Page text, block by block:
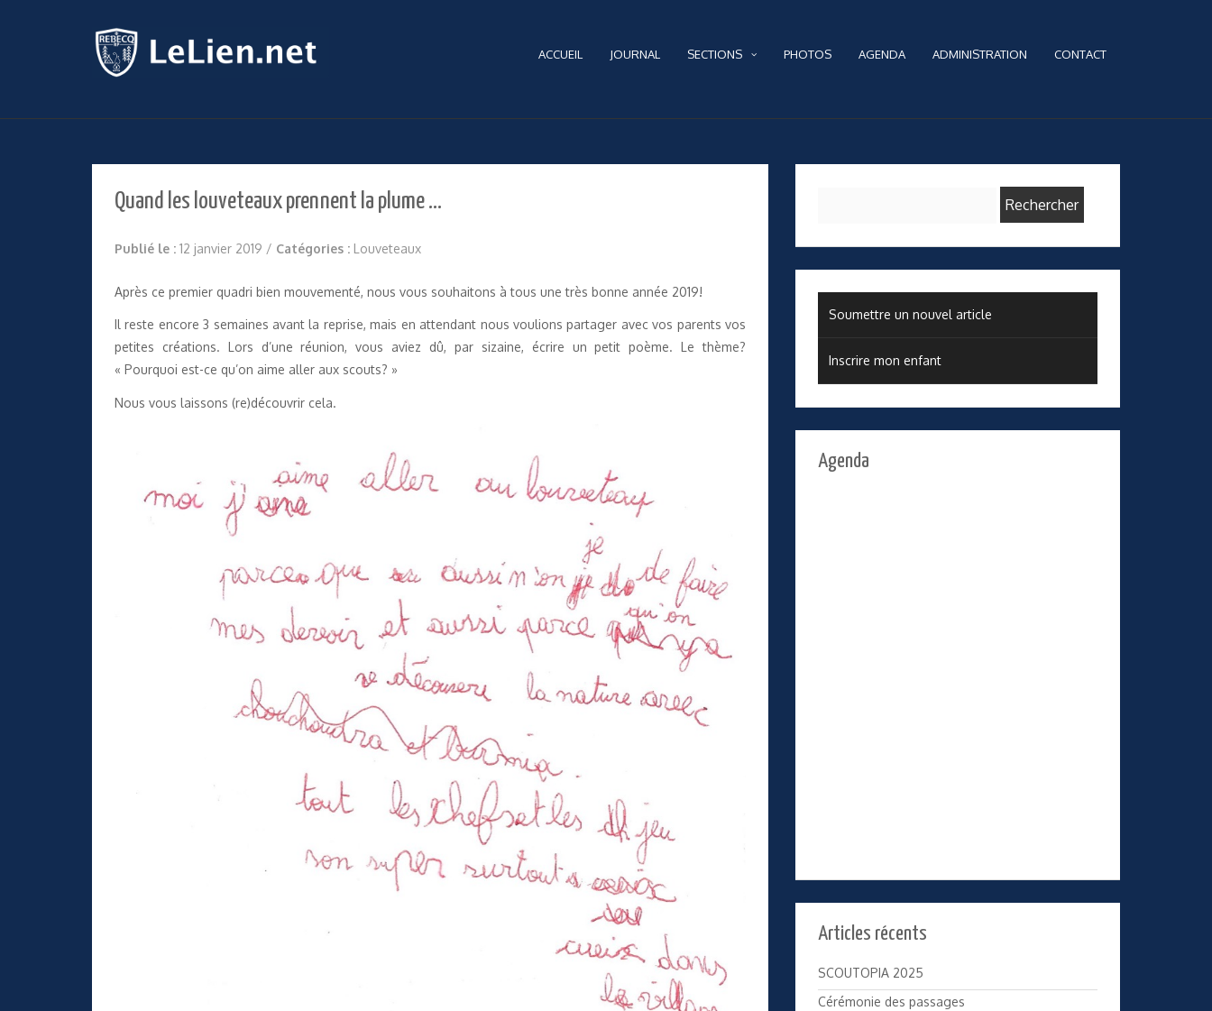
ACCUEIL JOURNAL SECTIONS PHOTOS AGENDA ADMINISTRATION CONTACT
Quand les louveteaux prennent la plume …
Publié le : 12 janvier 2019 / Catégories : Louveteaux
Après ce premier quadri bien mouvementé, nous vous souhaitons à tous une très bonne année 2019!
Il reste encore 3 semaines avant la reprise, mais en attendant nous voulions partager avec vos parents vos
petites créations. Lors d’une réunion, vous aviez dû, par sizaine, écrire un petit poème. Le thème?
« Pourquoi est-ce qu’on aime aller aux scouts? »
Nous vous laissons (re)découvrir cela.
Soumettre un nouvel article
Inscrire mon enfant
Agenda
Articles récents
SCOUTOPIA 2025
Cérémonie des passages